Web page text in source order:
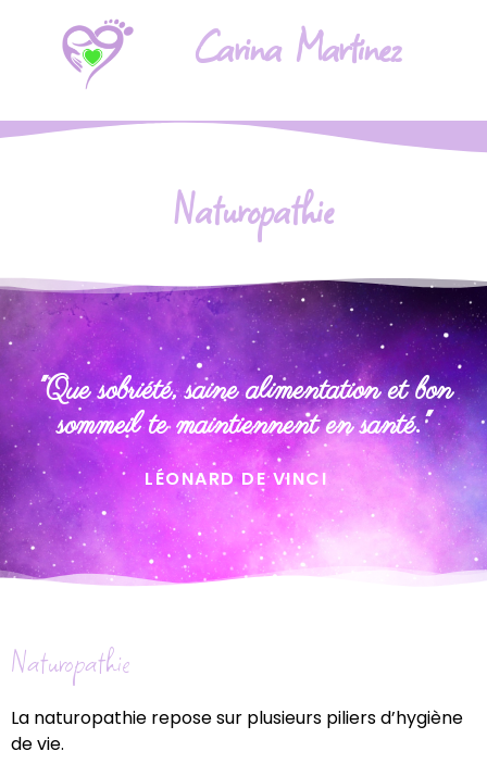
Carina Martinez
Naturopathie
"Que sobriété, saine alimentation et bon
sommeil te maintiennent en santé."
LÉONARD DE VINCI
Naturopathie
La naturopathie repose sur plusieurs piliers d’hygiène
de vie.